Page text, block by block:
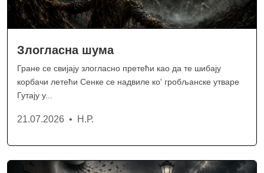
Злогласна шума
Гране се свијају злогласно претећи као да те шибају
корбачи летећи Сенке се надвиле ко' гробљанске утваре
Гутају у...
21.07.2026 • Н.Р.